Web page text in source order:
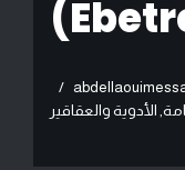
, الأدوية والعقاقير